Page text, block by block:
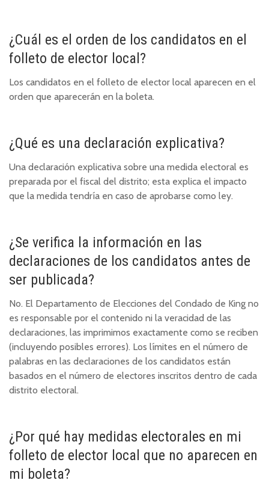
¿Cuál es el orden de los candidatos en el
folleto de elector local?
Los candidatos en el folleto de elector local aparecen en el
orden que aparecerán en la boleta.
¿Qué es una declaración explicativa?
Una declaración explicativa sobre una medida electoral es
preparada por el fiscal del distrito; esta explica el impacto
que la medida tendría en caso de aprobarse como ley.
¿Se verifica la información en las
declaraciones de los candidatos antes de
ser publicada?
No. El Departamento de Elecciones del Condado de King no
es responsable por el contenido ni la veracidad de las
declaraciones, las imprimimos exactamente como se reciben
(incluyendo posibles errores). Los límites en el número de
palabras en las declaraciones de los candidatos están
basados en el número de electores inscritos dentro de cada
distrito electoral.
¿Por qué hay medidas electorales en mi
folleto de elector local que no aparecen en
mi boleta?